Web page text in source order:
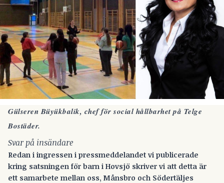
Gülseren Büyükbalik, chef för social hållbarhet på Telge
Bostäder.
Svar på insändare
Redan i ingressen i pressmeddelandet vi publicerade
kring satsningen för barn i Hovsjö skriver vi att detta är
ett samarbete mellan oss, Månsbro och Södertäljes